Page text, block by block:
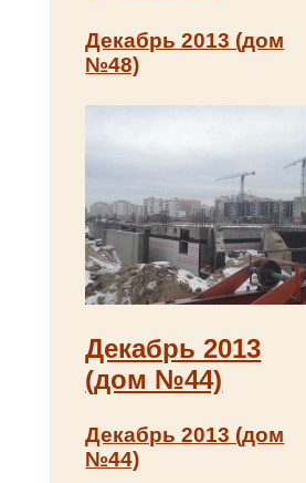
Декабрь 2013 (дом
№48)
Декабрь 2013
(дом №44)
Декабрь 2013 (дом
№44)